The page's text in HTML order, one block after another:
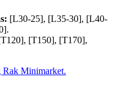
[L30-25], [L35-30], [L40-
[T150], [T170],
Rak Minimarket.